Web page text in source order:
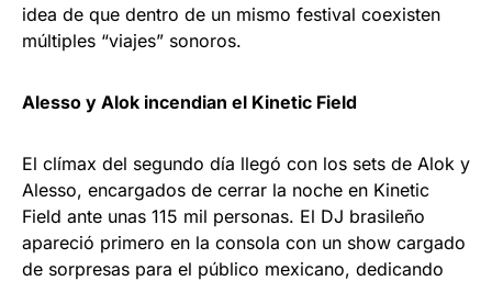
idea de que dentro de un mismo festival coexisten
múltiples “viajes” sonoros.
Alesso y Alok incendian el Kinetic Field
El clímax del segundo día llegó con los sets de Alok y
Alesso, encargados de cerrar la noche en Kinetic
Field ante unas 115 mil personas. El DJ brasileño
apareció primero en la consola con un show cargado
de sorpresas para el público mexicano, dedicando